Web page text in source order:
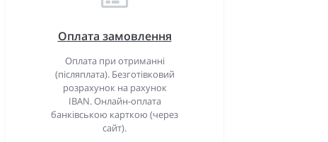
Оплата замовлення
Оплата при отриманні
(післяплата). Безготівковий
розрахунок на рахунок
IBAN. Онлайн-оплата
банківською карткою (через
сайт).